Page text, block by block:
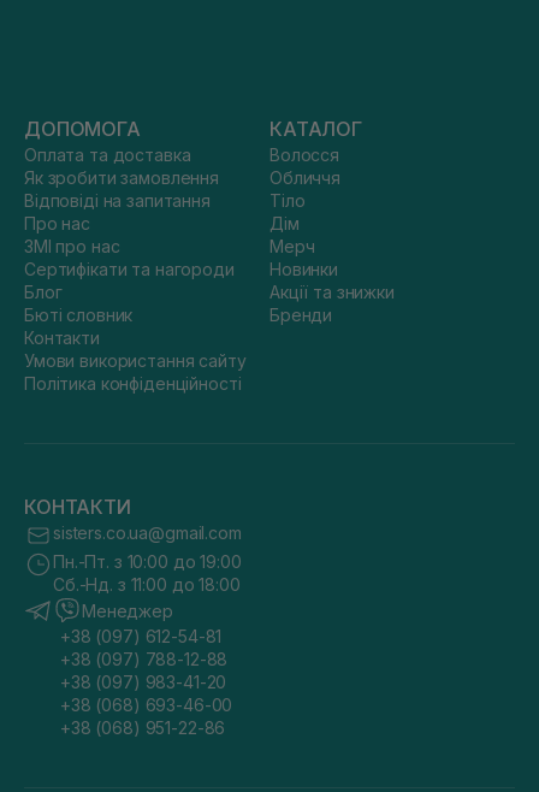
ДОПОМОГА
Оплата та доставка
Як зробити замовлення
Відповіді на запитання
Про нас
ЗМІ про нас
Сертифікати та нагороди
Блог
Бюті словник
Контакти
Умови використання сайту
Політика конфіденційності
КАТАЛОГ
Волосся
Обличчя
Тіло
Дім
Мерч
Новинки
Акції та знижки
Бренди
КОНТАКТИ
sisters.co.ua@gmail.com
Пн.-Пт. з 10:00 до 19:00
Сб.-Нд. з 11:00 до 18:00
Менеджер
+38 (097) 612-54-81
+38 (097) 788-12-88
+38 (097) 983-41-20
+38 (068) 693-46-00
+38 (068) 951-22-86